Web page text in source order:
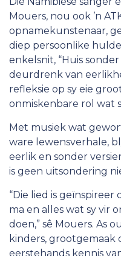
Werk vir die ATKV
Mouers, nou ook ’n
opnamekunstenaar,
diep persoonlike
enkelsnit, “Huis sonder
deurdrenk van
refleksie op sy eie
onmiskenbare rol wat
Met musiek wat
ware lewensverhale,
eerlik en sonder
is geen uitsondering
“Die lied is
ma en alles wat sy vir
doen,” sê Mouers. As
kinders, grootgemaak
eerstehands kennis